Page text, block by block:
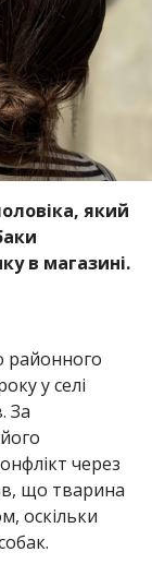
який
в магазині.
районного
у селі
За
через
що тварина
оскільки